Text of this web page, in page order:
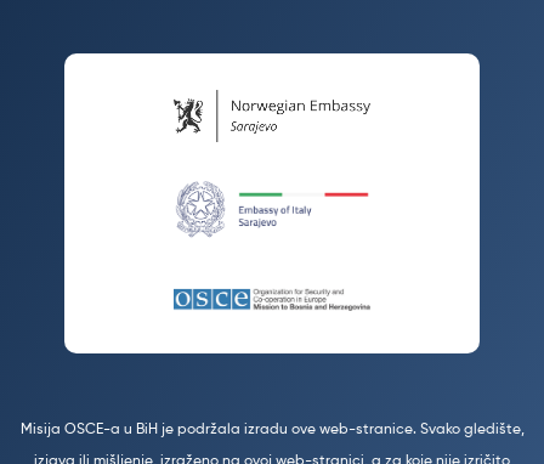
Misija OSCE-a u BiH je podržala izradu ove web-stranice. Svako gledište,